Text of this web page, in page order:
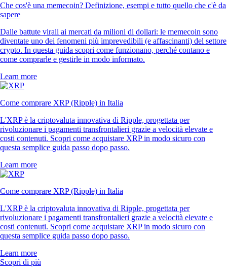
Che cos'è una memecoin? Definizione, esempi e tutto quello che c'è da
sapere
Dalle battute virali ai mercati da milioni di dollari: le memecoin sono
diventate uno dei fenomeni più imprevedibili (e affascinanti) del settore
crypto. In questa guida scopri come funzionano, perché contano e
come comprarle e gestirle in modo informato.
Learn more
Come comprare XRP (Ripple) in Italia
L'XRP è la criptovaluta innovativa di Ripple, progettata per
rivoluzionare i pagamenti transfrontalieri grazie a velocità elevate e
costi contenuti. Scopri come acquistare XRP in modo sicuro con
questa semplice guida passo dopo passo.
Learn more
Come comprare XRP (Ripple) in Italia
L'XRP è la criptovaluta innovativa di Ripple, progettata per
rivoluzionare i pagamenti transfrontalieri grazie a velocità elevate e
costi contenuti. Scopri come acquistare XRP in modo sicuro con
questa semplice guida passo dopo passo.
Learn more
Scopri di più